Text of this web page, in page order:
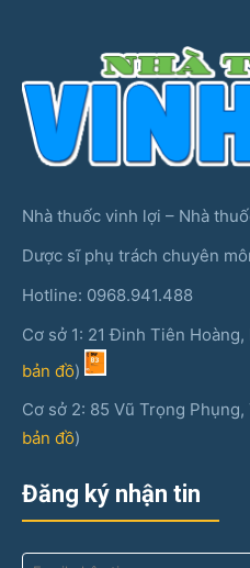
Nhà thuốc vinh lợi – Nhà
Dược sĩ phụ trách chuyên
Hotline: 0968.941.488
Cơ sở 1: 21 Đinh Tiên
bản đồ)
Cơ sở 2: 85 Vũ Trọng
bản đồ)
Đăng ký nhận tin